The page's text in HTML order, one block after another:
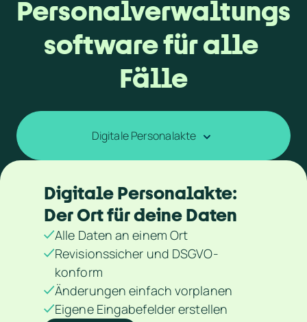
Personalverwaltungs
software für alle
Fälle
Digitale Personalakte
Digitale Personalakte:
Der Ort für deine Daten
Alle Daten an einem Ort
Revisionssicher und DSGVO-
konform
Änderungen einfach vorplanen
Eigene Eingabefelder erstellen